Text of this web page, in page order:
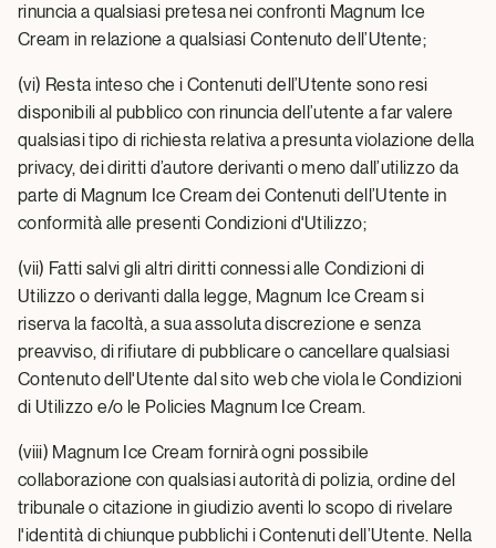
rinuncia a qualsiasi pretesa nei confronti Magnum Ice
Cream in relazione a qualsiasi Contenuto dell’Utente;
(vi) Resta inteso che i Contenuti dell’Utente sono resi
disponibili al pubblico con rinuncia dell’utente a far valere
qualsiasi tipo di richiesta relativa a presunta violazione della
privacy, dei diritti d’autore derivanti o meno dall’utilizzo da
parte di Magnum Ice Cream dei Contenuti dell’Utente in
conformità alle presenti Condizioni d'Utilizzo;
(vii) Fatti salvi gli altri diritti connessi alle Condizioni di
Utilizzo o derivanti dalla legge, Magnum Ice Cream si
riserva la facoltà, a sua assoluta discrezione e senza
preavviso, di rifiutare di pubblicare o cancellare qualsiasi
Contenuto dell'Utente dal sito web che viola le Condizioni
di Utilizzo e/o le Policies Magnum Ice Cream.
(viii) Magnum Ice Cream fornirà ogni possibile
collaborazione con qualsiasi autorità di polizia, ordine del
tribunale o citazione in giudizio aventi lo scopo di rivelare
l'identità di chiunque pubblichi i Contenuti dell’Utente. Nella